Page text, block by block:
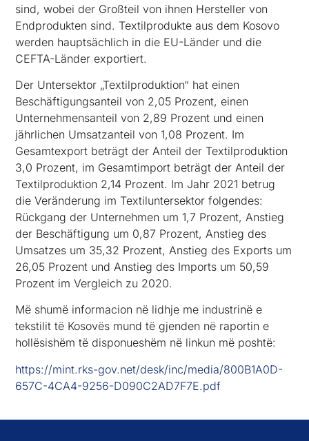
sind, wobei der Großteil von ihnen Hersteller von
Endprodukten sind. Textilprodukte aus dem Kosovo
werden hauptsächlich in die EU-Länder und die
CEFTA-Länder exportiert.
Der Untersektor „Textilproduktion“ hat einen
Beschäftigungsanteil von 2,05 Prozent, einen
Unternehmensanteil von 2,89 Prozent und einen
jährlichen Umsatzanteil von 1,08 Prozent. Im
Gesamtexport beträgt der Anteil der Textilproduktion
3,0 Prozent, im Gesamtimport beträgt der Anteil der
Textilproduktion 2,14 Prozent. Im Jahr 2021 betrug
die Veränderung im Textiluntersektor folgendes:
Rückgang der Unternehmen um 1,7 Prozent, Anstieg
der Beschäftigung um 0,87 Prozent, Anstieg des
Umsatzes um 35,32 Prozent, Anstieg des Exports um
26,05 Prozent und Anstieg des Imports um 50,59
Prozent im Vergleich zu 2020.
Më shumë informacion në lidhje me industrinë e
tekstilit të Kosovës mund të gjenden në raportin e
hollësishëm të disponueshëm në linkun më poshtë:
https://mint.rks-gov.net/desk/inc/media/800B1A0D-
657C-4CA4-9256-D090C2AD7F7E.pdf